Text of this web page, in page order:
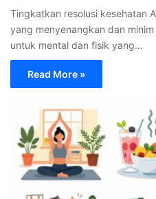
Tingkatkan resolusi kesehatan
yang menyenangkan dan
untuk mental dan fisik yang…
Read More »